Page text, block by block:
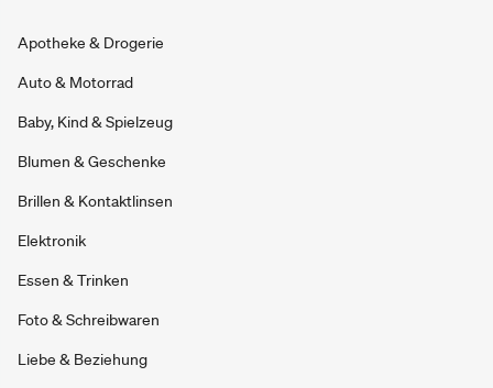
Apotheke & Drogerie
Auto & Motorrad
Baby, Kind & Spielzeug
Blumen & Geschenke
Brillen & Kontaktlinsen
Elektronik
Essen & Trinken
Foto & Schreibwaren
Liebe & Beziehung